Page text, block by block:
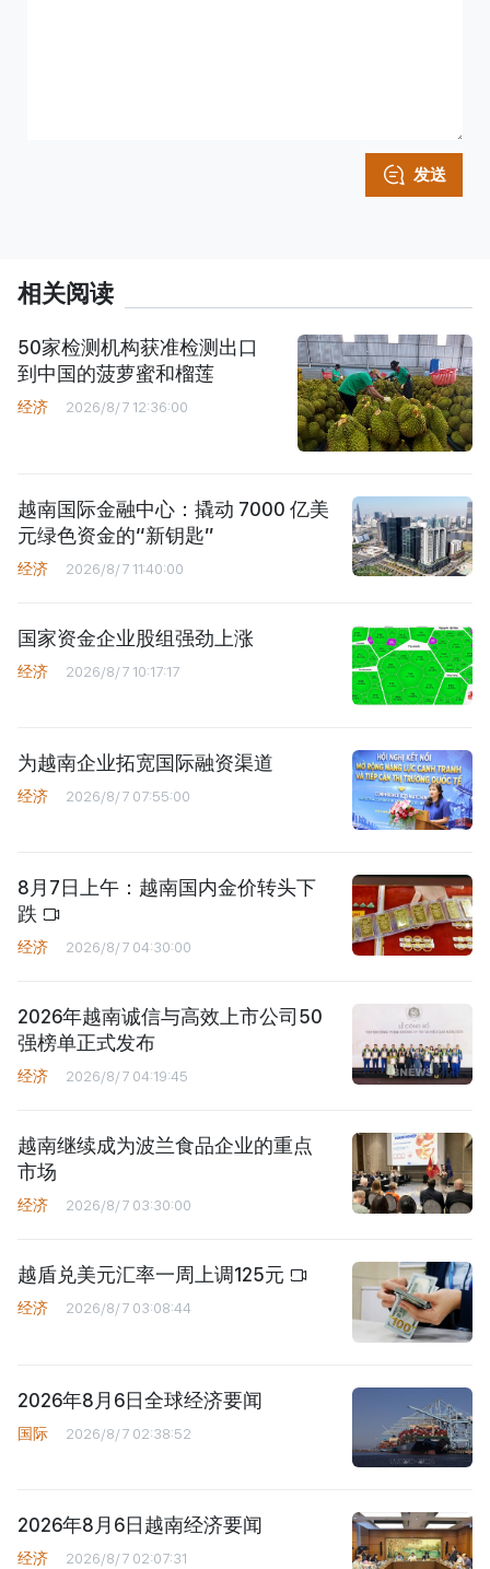
发送
相关阅读
50家检测机构获准检测出口
到中国的菠萝蜜和榴莲
经济 2026/8/7 12:36:00
越南国际金融中心：撬动 7000 亿美
元绿色资金的“新钥匙”
经济 2026/8/7 11:40:00
国家资金企业股组强劲上涨
经济 2026/8/7 10:17:17
为越南企业拓宽国际融资渠道
经济 2026/8/7 07:55:00
8月7日上午：越南国内金价转头下
跌
经济 2026/8/7 04:30:00
2026年越南诚信与高效上市公司50
强榜单正式发布
经济 2026/8/7 04:19:45
越南继续成为波兰食品企业的重点
市场
经济 2026/8/7 03:30:00
越盾兑美元汇率一周上调125元
经济 2026/8/7 03:08:44
2026年8月6日全球经济要闻
国际 2026/8/7 02:38:52
2026年8月6日越南经济要闻
经济 2026/8/7 02:07:31